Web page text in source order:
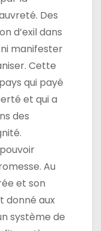
Des
d’exil dans
manifester
Cette
qui payé
et qui a
des
Au
et son
donné aux
système de